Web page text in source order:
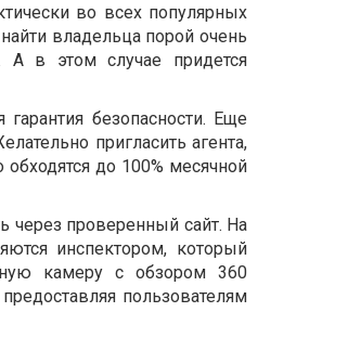
во всех популярных
владельца порой очень
А в этом случае придется
безопасности. Еще
пригласить агента,
до 100% месячной
через проверенный сайт. На
инспектором, который
камеру с обзором 360
пользователям